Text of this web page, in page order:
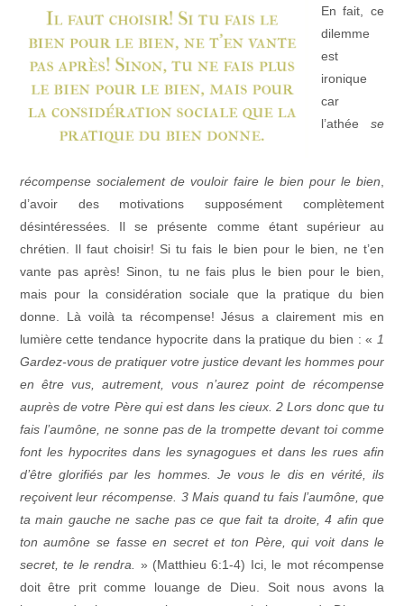
En fait, ce
dilemme
est
ironique
car
l’athée se
récompense socialement de vouloir faire le bien pour le bien,
d’avoir des motivations supposément complètement
désintéressées. Il se présente comme étant supérieur au
chrétien. Il faut choisir! Si tu fais le bien pour le bien, ne t’en
vante pas après! Sinon, tu ne fais plus le bien pour le bien,
mais pour la considération sociale que la pratique du bien
donne. Là voilà ta récompense! Jésus a clairement mis en
lumière cette tendance hypocrite dans la pratique du bien : «1
Gardez-vous de pratiquer votre justice devant les hommes pour
en être vus, autrement, vous n’aurez point de récompense
auprès de votre Père qui est dans les cieux. 2 Lors donc que tu
fais l’aumône, ne sonne pas de la trompette devant toi comme
font les hypocrites dans les synagogues et dans les rues afin
d’être glorifiés par les hommes. Je vous le dis en vérité, ils
reçoivent leur récompense. 3 Mais quand tu fais l’aumône, que
ta main gauche ne sache pas ce que fait ta droite, 4 afin que
ton aumône se fasse en secret et ton Père, qui voit dans le
secret, te le rendra. » (Matthieu 6:1-4) Ici, le mot récompense
doit être prit comme louange de Dieu. Soit nous avons la